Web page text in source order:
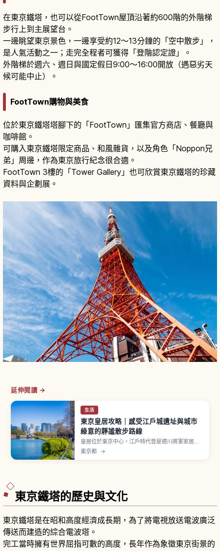
在東京鐵塔，也可以從FootTown屋頂沿著約600階的外階梯
步行上到主展望台。
一邊眺望東京景色，一邊享受約12〜13分鐘的「空中散步」，
是人氣活動之一；走完全程者可獲得「登階認定證」。
外階梯於週六、週日與國定假日9:00〜16:00開放（遇惡劣天
候可能中止）。
FootTown購物與美食
位於東京鐵塔塔腳下的「FootTown」匯集官方商店、餐廳與
咖啡館。
可購入東京鐵塔限定商品、和風雜貨，以及角色「Noppon兄
弟」周邊，作為東京旅行紀念很合適。
FootTown 3樓的「Tower Gallery」也可欣賞東京鐵塔的珍藏
資料與企劃展。
延伸閱讀 →
生活
東京皇居攻略｜感受江戶城遺址與城市
綠意的靜謐散步路線
皇居位於東京中心，江戶時代曾是德川將軍家居城
「江戶城」，明治維新後於1869年（明治2年）成
東京都 →
東京鐵塔的歷史與文化
東京鐵塔是在昭和高度經濟成長期，為了將電視放送電波廣泛
傳送而建造的綜合電波塔。
完工當時擁有世界屈指可數的高度，長年作為象徵東京街景的